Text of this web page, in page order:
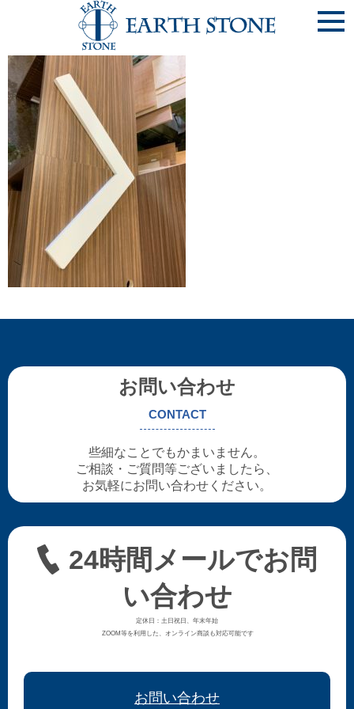
《写20190818-16》【高松東店】受付ｶｳﾝﾀｰ･･･JOYFITﾖｶﾞ
様 (香川県高松市)
お問い合わせ
CONTACT
些細なことでもかまいません。
ご相談・ご質問等ございましたら、
お気軽にお問い合わせください。
24時間メールでお問
い合わせ
定休日：土日祝日、年末年始
ZOOM等を利用した、オンライン商談も対応可能です
お問い合わせ